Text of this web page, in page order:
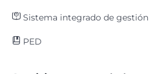
Sistema integrado de gestión
PED